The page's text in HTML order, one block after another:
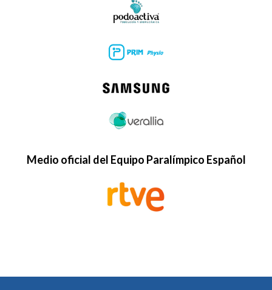
Medio oficial del Equipo Paralímpico Español